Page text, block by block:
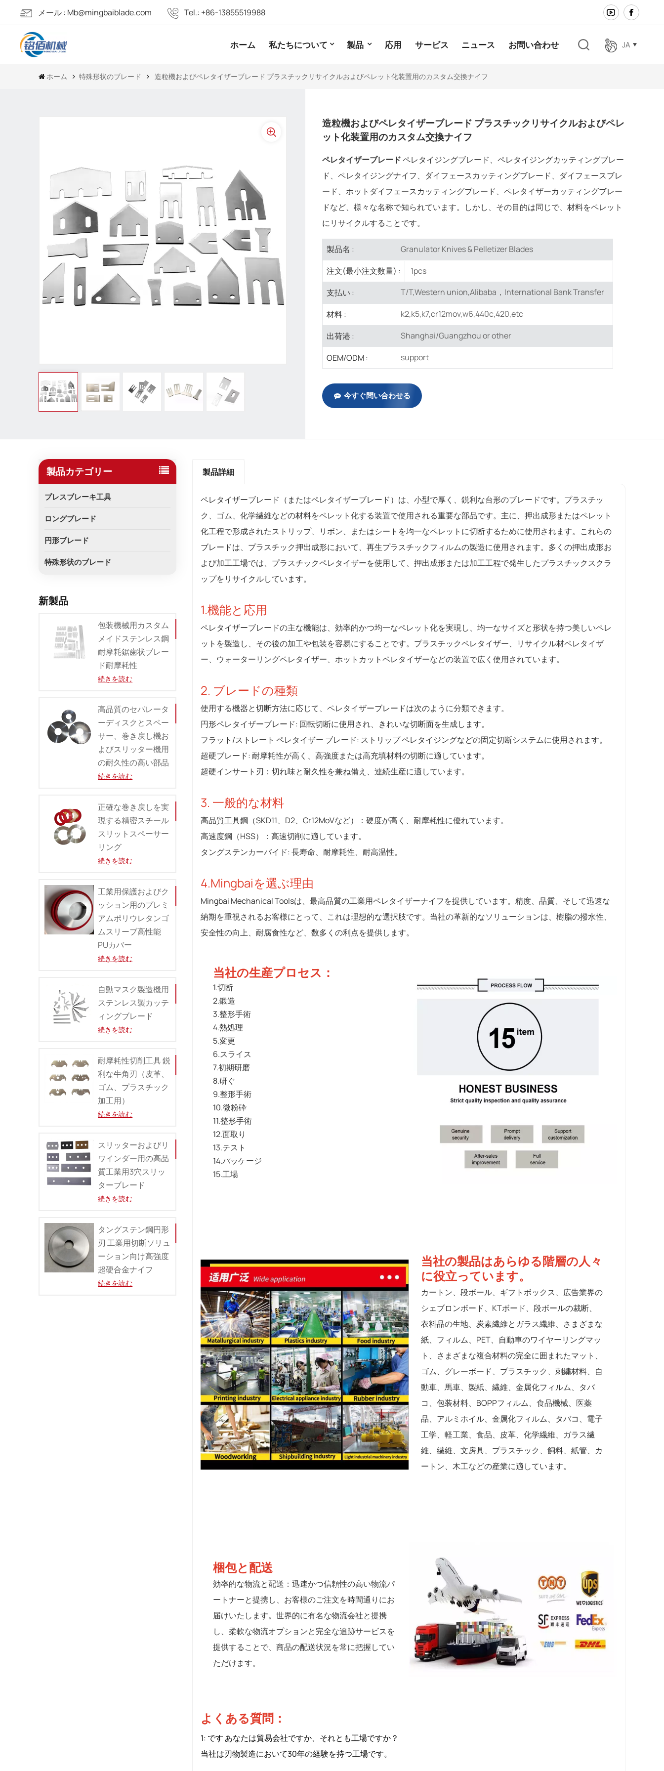
メール : Mb@mingbaiblade.com Tel.: +86-13855519988
ホーム 私たちについて 製品 応用 サービス ニュース お問い合わせ JA
es
ja
ホーム 特殊形状のブレード 造粒機およびペレタイザーブレード プラスチックリサイクルおよびペレット化装置用のカスタム交換ナイフ
造粒機およびペレタイザーブレード プラスチックリサイクルおよびペレ
ット化装置用のカスタム交換ナイフ
ペレタイザーブレードペレタイジングブレード、ペレタイジングカッティングブレー
ド、ペレタイジングナイフ、ダイフェースカッティングブレード、ダイフェースブレ
ード、ホットダイフェースカッティングブレード、ペレタイザーカッティングブレー
ドなど、様々な名称で知られています。しかし、その目的は同じで、材料をペレット
にリサイクルすることです。
製品名 : Granulator Knives & Pelletizer Blades
注文(最小注文数量) : 1pcs
支払い : T/T,Western union,Alibaba，International Bank Transfer
材料 : k2,k5,k7,cr12mov,w6,440c,420,etc
出荷港 : Shanghai/Guangzhou or other
OEM/ODM : support
今すぐ問い合わせる
製品カテゴリー
プレスブレーキ工具
ロングブレード
円形ブレード
特殊形状のブレード
新製品
包装機械用カスタム
メイドステンレス鋼
耐摩耗鋸歯状ブレー
ド耐摩耗性
続きを読む
高品質のセパレータ
ーディスクとスペー
サー、巻き戻し機お
よびスリッター機用
の耐久性の高い部品
続きを読む
正確な巻き戻しを実
現する精密スチール
スリットスペーサー
リング
続きを読む
工業用保護およびク
ッション用のプレミ
アムポリウレタンゴ
ムスリーブ高性能
PUカバー
続きを読む
自動マスク製造機用
ステンレス製カッテ
ィングブレード
続きを読む
耐摩耗性切削工具 鋭
利な牛角刃（皮革、
ゴム、プラスチック
加工用）
続きを読む
スリッターおよびリ
ワインダー用の高品
質工業用3穴スリッ
ターブレード
続きを読む
タングステン鋼円形
刃 工業用切断ソリュ
ーション向け高強度
超硬合金ナイ​​フ
続きを読む
製品詳細
ペレタイザーブレード（またはペレタイザーブレード）は、小型で厚く、鋭利な台形のブレードです。プラスチッ
ク、ゴム、化学繊維などの材料をペレット化する装置で使用される重要な部品です。主に、押出成形またはペレット
化工程で形成されたストリップ、リボン、またはシートを均一なペレットに切断するために使用されます。これらの
ブレードは、プラスチック押出成形において、再生プラスチックフィルムの製造に使用されます。多くの押出成形お
よび加工工場では、プラスチックペレタイザーを使用して、押出成形または加工工程で発生したプラスチックスクラ
ップをリサイクルしています。
1.機能と応用
ペレタイザーブレードの主な機能は、効率的かつ均一なペレット化を実現し、均一なサイズと形状を持つ美しいペレ
ットを製造し、その後の加工や包装を容易にすることです。プラスチックペレタイザー、リサイクル材ペレタイザ
ー、ウォーターリングペレタイザー、ホットカットペレタイザーなどの装置で広く使用されています。
2. ブレードの種類
使用する機器と切断方法に応じて、ペレタイザーブレードは次のように分類できます。
円形ペレタイザーブレード: 回転切断に使用され、きれいな切断面を生成します。
フラット/ストレート ペレタイザー ブレード: ストリップ ペレタイジングなどの固定切断システムに使用されます。
超硬ブレード: 耐摩耗性が高く、高強度または高充填材料の切断に適しています。
超硬インサート刃：切れ味と耐久性を兼ね備え、連続生産に適しています。
3. 一般的な材料
高品質工具鋼（SKD11、D2、Cr12MoVなど）：硬度が高く、耐摩耗性に優れています。
高速度鋼（HSS）：高速切削に適しています。
タングステンカーバイド: 長寿命、耐摩耗性、耐高温性。
4.Mingbaiを選ぶ理由
Mingbai Mechanical Toolsは、最高品質の工業用ペレタイザーナイフを提供しています。精度、品質、そして迅速な
納期を重視されるお客様にとって、これは理想的な選択肢です。当社の革新的なソリューションは、樹脂の撥水性、
安全性の向上、耐腐食性など、数多くの利点を提供します。
当社の生産プロセス：
1.切断
2.鍛造
3.整形手術
4.熱処理
5.変更
6.スライス
7.初期研磨
8.研ぐ
9.整形手術
10.微粉砕
11.整形手術
12.面取り
13.テスト
14.パッケージ
15.工場
当社の製品はあらゆる階層の人々
に役立っています。
カートン、段ボール、ギフトボックス、広告業界の
シェブロンボード、KTボード、段ボールの裁断、
衣料品の生地、炭素繊維とガラス繊維、さまざまな
紙、フィルム、PET、自動車のワイヤーリングマッ
ト、さまざまな複合材料の完全に囲まれたマット、
ゴム、グレーボード、プラスチック、刺繍材料、自
動車、馬車、製紙、繊維、金属化フィルム、タバ
コ、包装材料、BOPPフィルム、食品機械、医薬
品、アルミホイル、金属化フィルム、タバコ、電子
工学、軽工業、食品、皮革、化学繊維、ガラス繊
維、繊維、文房具、プラスチック、飼料、紙管、カ
ートン、木工などの産業に適しています。
梱包と配送
効率的な物流と配送：迅速かつ信頼性の高い物流パ
ートナーと提携し、お客様のご注文を時間通りにお
届けいたします。世界的に有名な物流会社と提携
し、柔軟な物流オプションと完全な追跡サービスを
提供することで、商品の配送状況を常に把握してい
ただけます。
よくある質問：
1: です あなたは貿易会社ですか、それとも工場ですか？
当社は刃物製造において30年の経験を持つ工場です。